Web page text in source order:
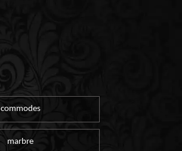
commodes
marbre